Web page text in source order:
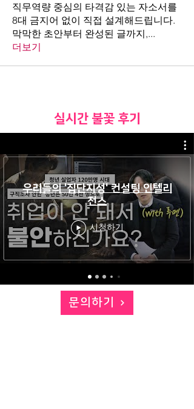
직무역량 중심의 타격감 있는 자소서를
8대 금지어 없이 직접 설계해드립니다.
막막한 초안부터 완성된 글까지,...
더보기
​실시간 불꽃 후기
우리들의 '집단지성' 컨설팅 인텔리
전스
시청하기
문의하기